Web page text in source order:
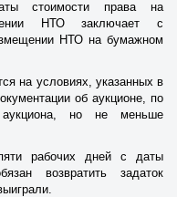
стоимости права на
НТО заключает с
НТО на бумажном
на условиях, указанных в
об аукционе, по
аукциона, но не меньше
рабочих дней с даты
возвратить задаток